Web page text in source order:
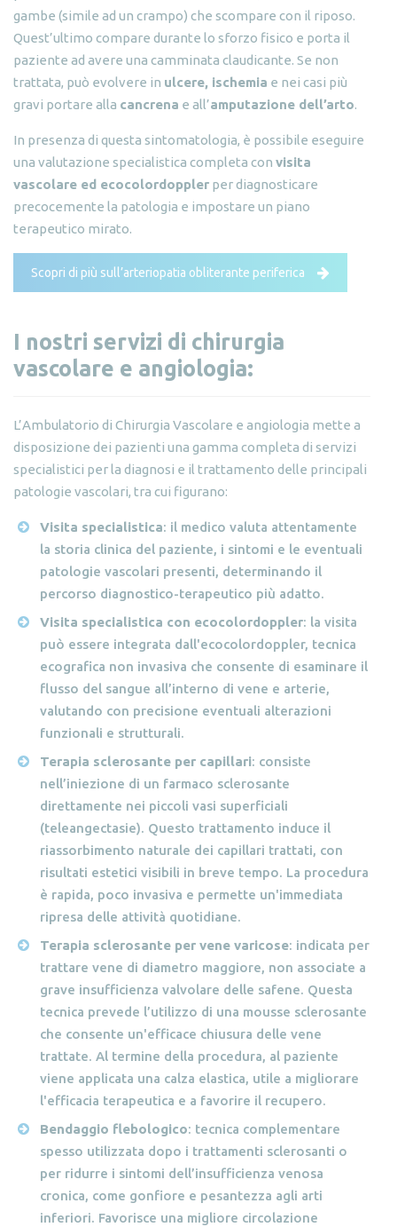
gambe (simile ad un crampo) che scompare con il riposo.
Quest’ultimo compare durante lo sforzo fisico e porta il
paziente ad avere una camminata claudicante. Se non
trattata, può evolvere in ulcere, ischemia e nei casi più
gravi portare alla cancrena e all’amputazione dell’arto.
In presenza di questa sintomatologia, è possibile eseguire
una valutazione specialistica completa con visita
vascolare ed ecocolordoppler per diagnosticare
precocemente la patologia e impostare un piano
terapeutico mirato.
Scopri di più sull’arteriopatia obliterante periferica
I nostri servizi di chirurgia
vascolare e angiologia:
L’Ambulatorio di Chirurgia Vascolare e angiologia mette a
disposizione dei pazienti una gamma completa di servizi
specialistici per la diagnosi e il trattamento delle principali
patologie vascolari, tra cui figurano:
Visita specialistica: il medico valuta attentamente
la storia clinica del paziente, i sintomi e le eventuali
patologie vascolari presenti, determinando il
percorso diagnostico-terapeutico più adatto.
Visita specialistica con ecocolordoppler: la visita
può essere integrata dall'ecocolordoppler, tecnica
ecografica non invasiva che consente di esaminare il
flusso del sangue all’interno di vene e arterie,
valutando con precisione eventuali alterazioni
funzionali e strutturali.
Terapia sclerosante per capillari: consiste
nell’iniezione di un farmaco sclerosante
direttamente nei piccoli vasi superficiali
(teleangectasie). Questo trattamento induce il
riassorbimento naturale dei capillari trattati, con
risultati estetici visibili in breve tempo. La procedura
è rapida, poco invasiva e permette un'immediata
ripresa delle attività quotidiane.
Terapia sclerosante per vene varicose: indicata per
trattare vene di diametro maggiore, non associate a
grave insufficienza valvolare delle safene. Questa
tecnica prevede l’utilizzo di una mousse sclerosante
che consente un'efficace chiusura delle vene
trattate. Al termine della procedura, al paziente
viene applicata una calza elastica, utile a migliorare
l'efficacia terapeutica e a favorire il recupero.
Bendaggio flebologico: tecnica complementare
spesso utilizzata dopo i trattamenti sclerosanti o
per ridurre i sintomi dell’insufficienza venosa
cronica, come gonfiore e pesantezza agli arti
inferiori. Favorisce una migliore circolazione